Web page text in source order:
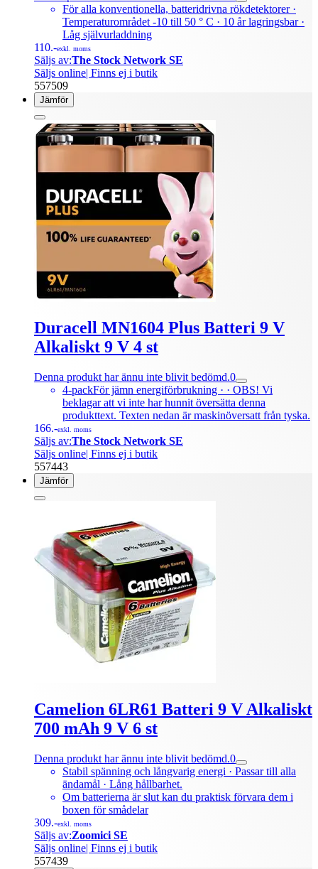
För alla konventionella, batteridrivna rökdetektorer ·
Temperaturområdet -10 till 50 ° C · 10 år lagringsbar ·
Låg självurladdning
110.-exkl. moms
Säljs av:The Stock Network SE
Säljs online| Finns ej i butik
557509
Jämför
Duracell MN1604 Plus Batteri 9 V
Alkaliskt 9 V 4 st
Denna produkt har ännu inte blivit bedömd.0
4-packFör jämn energiförbrukning · · OBS! Vi
beklagar att vi inte har hunnit översätta denna
produkttext. Texten nedan är maskinöversatt från tyska.
166.-exkl. moms
Säljs av:The Stock Network SE
Säljs online| Finns ej i butik
557443
Jämför
Camelion 6LR61 Batteri 9 V Alkaliskt
700 mAh 9 V 6 st
Denna produkt har ännu inte blivit bedömd.0
Stabil spänning och långvarig energi · Passar till alla
ändamål · Lång hållbarhet.
Om batterierna är slut kan du praktisk förvara dem i
boxen för smådelar
309.-exkl. moms
Säljs av:Zoomici SE
Säljs online| Finns ej i butik
557439